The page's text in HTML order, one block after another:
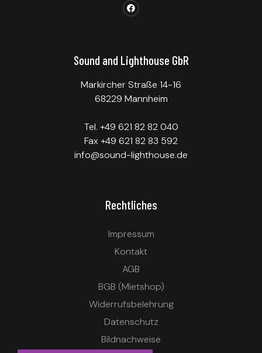
Sound and Lighthouse GbR
Markircher Straße 14-16
68229 Mannheim
Tel. +49 621 82 82 040
Fax +49 621 82 83 592
info@sound-lighthouse.de
Rechtliches
Impressum
Kontakt
AGB
BGB (Mietshop)
Widerrufsbelehrung
Datenschutz
Bildnachweise